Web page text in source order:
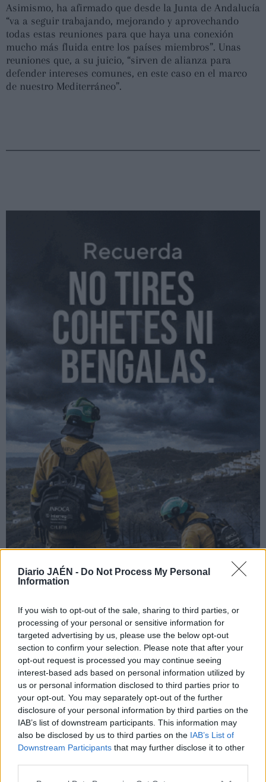
Diario JAÉN - Do Not Process My Personal
Information
If you wish to opt-out of the sale, sharing to third parties, or
processing of your personal or sensitive information for
targeted advertising by us, please use the below opt-out
section to confirm your selection. Please note that after your
opt-out request is processed you may continue seeing
interest-based ads based on personal information utilized by
us or personal information disclosed to third parties prior to
your opt-out. You may separately opt-out of the further
disclosure of your personal information by third parties on the
IAB’s list of downstream participants. This information may
also be disclosed by us to third parties on the IAB’s List of
Downstream Participants that may further disclose it to other
Asimismo, ha afirmado que desde la Junta de Andalucía
“va a seguir trabajando, mejorando y aprovechando
todas estas reuniones para que haya una conexión
mucho más fluida entre los países miembros”. Unas
reuniones que, a su juicio, “sirven de alianza para
defender intereses comunes, en este caso en el marco
de nuestro Mediterráneo”.